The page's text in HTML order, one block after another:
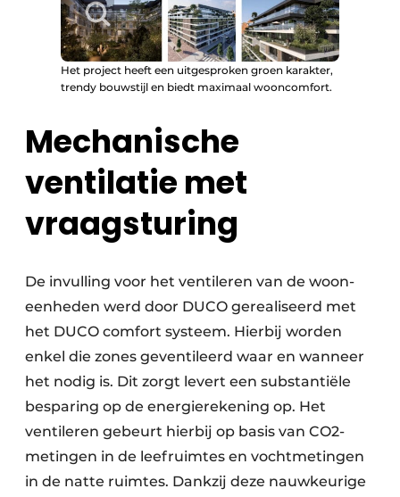
Het project heeft een uitgesproken groen karakter,
trendy bouwstijl en biedt maximaal wooncomfort.
Mechanische
ventilatie met
vraagsturing
De invulling voor het ventileren van de woon­
eenheden werd door DUCO gerealiseerd met
het DUCO comfort systeem. Hierbij worden
enkel die zones geventileerd waar en wanneer
het nodig is. Dit zorgt levert een substantiële
besparing op de energierekening op. Het
ventileren gebeurt hierbij op basis van CO2-
metingen in de leefruimtes en vochtmetingen
in de natte ruimtes. Dankzij deze nauwkeurige